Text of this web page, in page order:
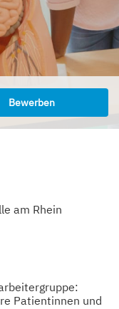
Bewerben
am Rhein
Patientinnen und